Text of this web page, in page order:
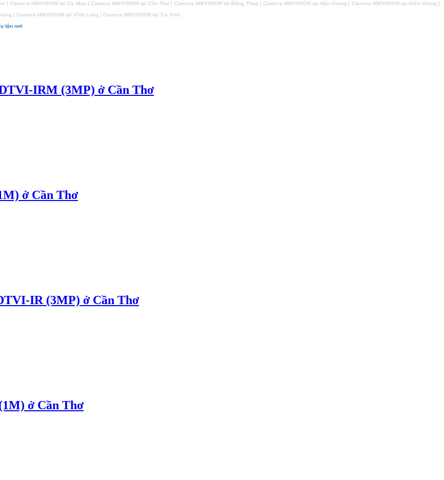
Camera HIKVISION tại Cà Mau | Camera HIKVISION tại Cần Thơ | Camera HIKVISION tại Đồng Tháp | Camera HIKVISION tại Hậu Giang | Camera HIKVISION tại Kiên Giang |
| Camera HIKVISION tại Vĩnh Long | Camera HIKVISION tại Trà Vinh
tận nơi
IRM (3MP) ở Cần Thơ
ở Cần Thơ
IR (3MP) ở Cần Thơ
ở Cần Thơ